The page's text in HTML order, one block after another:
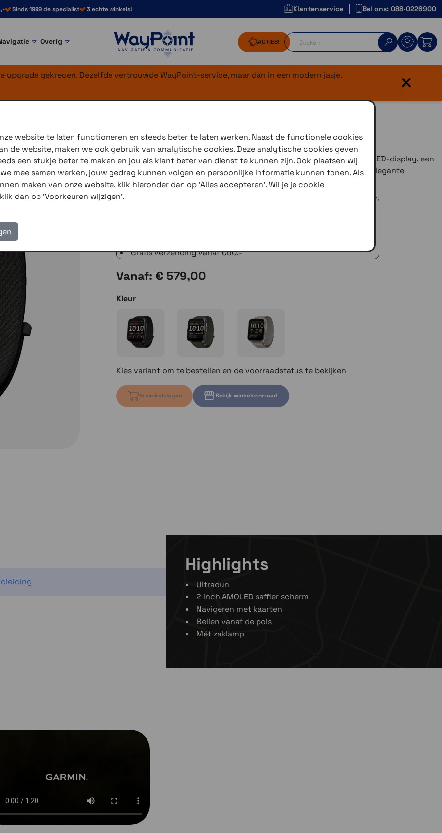
Sinds 1999 de specialist 3 echte winkels! Klantenservice Bel ons: 088-0226900
Overig ACTIES!
gekregen. Dezelfde vertrouwde WayPoint-service, maar dan in een modern jasje.
×
De ultradunne Venu X1 is voorzien van een revolutionair 2-inch AMOLED-display, een
premium titanium achterkant en een krasbestendige saffierlens. De elegante
horlogekast is slechts 8 mm dik!
Gratis verzending vanaf €50,-
Vanaf: € 579,00
Kleur
Kies variant om te bestellen en de voorraadstatus te bekijken
In winkelwagen Bekijk winkelvoorraad
Highlights
Ultradun
2 inch AMOLED saffier scherm
Navigeren met kaarten
Bellen vanaf de pols
Mét zaklamp
website te laten functioneren en steeds beter te laten werken. Naast de functionele cookies
de website, maken we ook gebruik van analytische cookies. Deze analytische cookies geven
een stukje beter te maken en jou als klant beter van dienst te kunnen zijn. Ook plaatsen wij
mee samen werken, jouw gedrag kunnen volgen en persoonlijke informatie kunnen tonen. Als
maken van onze website, klik hieronder dan op 'Alles accepteren'. Wil je je cookie
dan op 'Voorkeuren wijzigen'.